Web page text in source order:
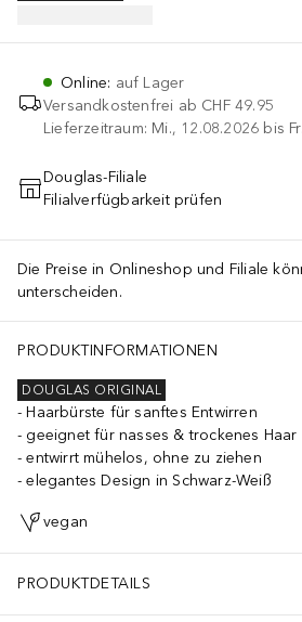
Online: auf Lager
Versandkostenfrei ab CHF 49.95
Lieferzeitraum: Mi., 12.08.2026 bis
IN DEN
Douglas-Filiale
Filialverfügbarkeit prüfen
Die Preise in Onlineshop und Filiale
unterscheiden.
PRODUKTINFORMATIONEN
DOUGLAS ORIGINAL
Haarbürste für sanftes Entwirren
geeignet für nasses & trockenes Haar
entwirrt mühelos, ohne zu ziehen
elegantes Design in Schwarz-Weiß
vegan
PRODUKTDETAILS